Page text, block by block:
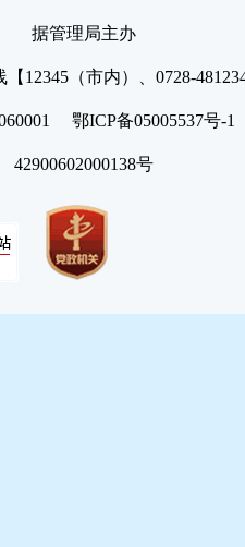
据管理局主办
12345（市内）、0728-
鄂ICP备05005537号
42900602000138号